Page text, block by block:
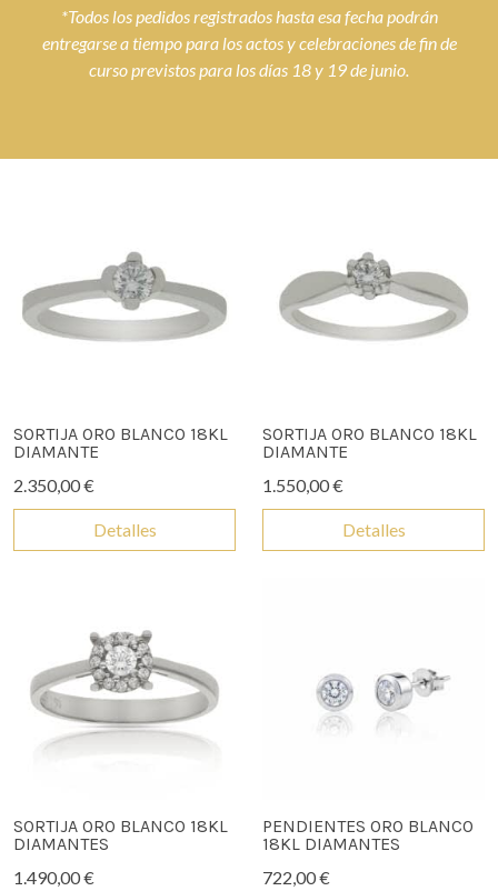
*Todos los pedidos registrados hasta esa fecha podrán
entregarse a tiempo para los actos y celebraciones de fin de
curso previstos para los días 18 y 19 de junio.
SORTIJA ORO BLANCO 18KL
DIAMANTE
2.350,00 €
Detalles
SORTIJA ORO BLANCO 18KL
DIAMANTE
1.550,00 €
Detalles
SORTIJA ORO BLANCO 18KL
DIAMANTES
1.490,00 €
PENDIENTES ORO BLANCO
18KL DIAMANTES
722,00 €